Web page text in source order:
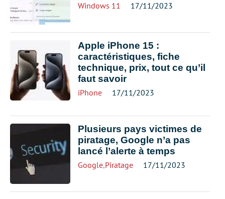
Windows 11 17/11/2023
Apple iPhone 15 :
caractéristiques, fiche
technique, prix, tout ce qu’il
faut savoir
iPhone 17/11/2023
Plusieurs pays victimes de
piratage, Google n’a pas
lancé l’alerte à temps
Google,Piratage 17/11/2023